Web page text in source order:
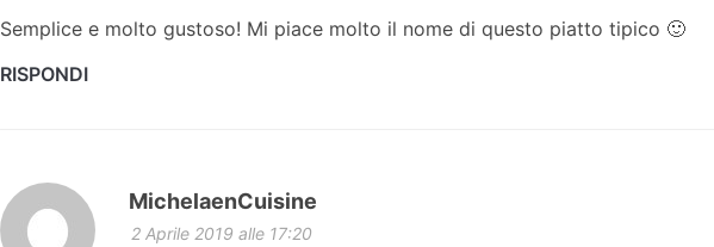
Semplice e molto gustoso! Mi piace molto il nome di questo piatto tipico 🙂
RISPONDI
MichelaenCuisine
2 Aprile 2019 alle 17:20